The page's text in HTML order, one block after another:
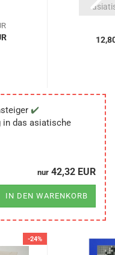
in das asiatische
nur 42,32 EUR
IN DEN WARENKORB
-24%